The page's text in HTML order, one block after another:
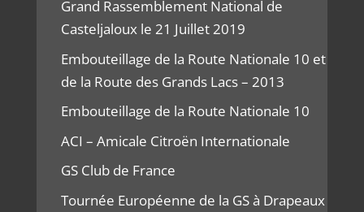
Grand Rassemblement National de
Casteljaloux le 21 Juillet 2019
Embouteillage de la Route Nationale 10 et
de la Route des Grands Lacs – 2013
Embouteillage de la Route Nationale 10
ACI – Amicale Citroën Internationale
GS Club de France
Tournée Européenne de la GS à Drapeaux